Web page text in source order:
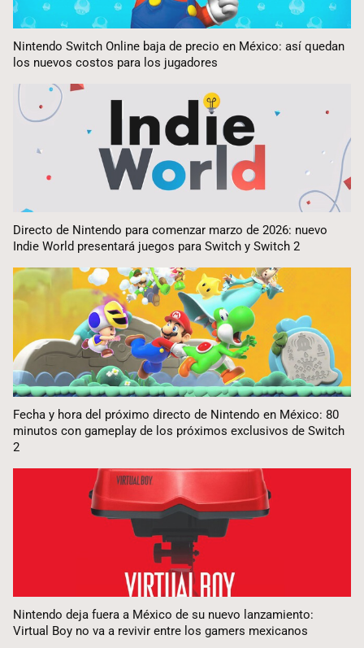
Nintendo Switch Online baja de precio en México: así quedan
los nuevos costos para los jugadores
Directo de Nintendo para comenzar marzo de 2026: nuevo
Indie World presentará juegos para Switch y Switch 2
Fecha y hora del próximo directo de Nintendo en México: 80
minutos con gameplay de los próximos exclusivos de Switch
2
Nintendo deja fuera a México de su nuevo lanzamiento:
Virtual Boy no va a revivir entre los gamers mexicanos